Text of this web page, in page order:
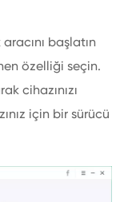
başlatın
özelliği seçin.
cihazınızı
için bir sürücü